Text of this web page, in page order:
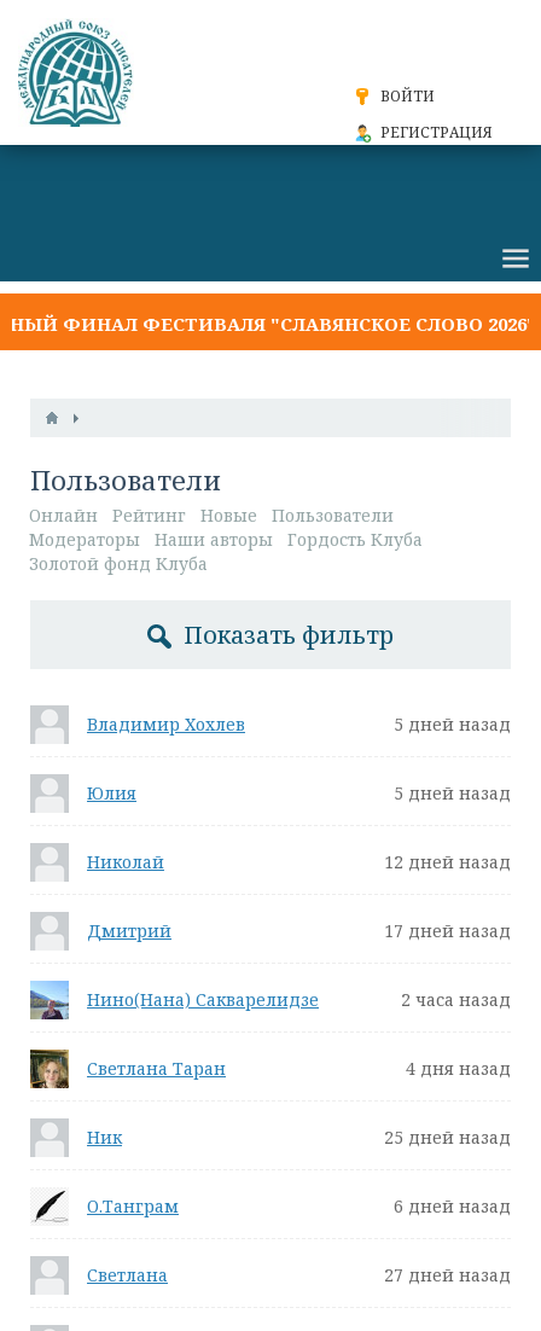
ВОЙТИ
РЕГИСТРАЦИЯ
ФИНАЛ ФЕСТИВАЛЯ "СЛАВЯНСКОЕ СЛОВО 2026"
Пользователи
Онлайн Рейтинг Новые
Пользователи
Модераторы
Наши авторы
Гордость Клуба
Золотой фонд Клуба
Показать фильтр
Владимир Хохлев 5 дней назад
Юлия 5 дней назад
Николай 12 дней назад
Дмитрий 17 дней назад
Нино(Нана) Сакварелидзе 2 часа назад
Светлана Таран 4 дня назад
Ник 25 дней назад
О.Танграм 6 дней назад
Светлана 27 дней назад